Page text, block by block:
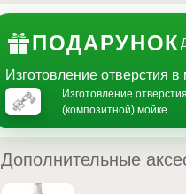
ПОДАРУНОК
Изготовление
Изготовление
(композитной) мойке
Дополнительные